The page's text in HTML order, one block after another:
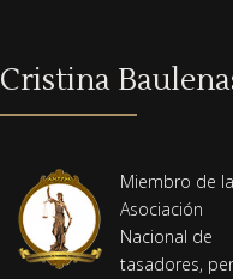
Cristina
Miembro de la
Asociación
Nacional de
tasadores,